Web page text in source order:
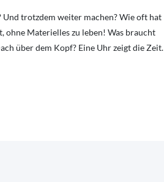
trotzdem weiter machen? Wie oft hat
ohne Materielles zu leben! Was braucht
über dem Kopf? Eine Uhr zeigt die Zeit.